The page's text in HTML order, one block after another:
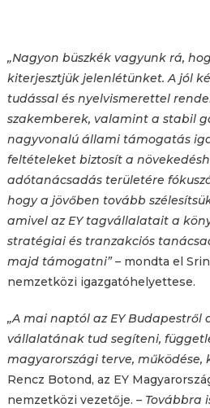
„Nagyon büszkék vagyunk rá,
kiterjesztjük jelenlétünket. A jól
tudással és nyelvismerettel
szakemberek, valamint a stabil
nagyvonalú állami támogatás
feltételeket biztosít a
adótanácsadás területére
hogy a jövőben tovább
amivel az EY tagvállalatait a
stratégiai és tranzakciós
majd támogatni”– mondta el
nemzetközi igazgatóhelyettese.
„A mai naptól az EY Budapestről
vállalatának tud segíteni,
magyarországi terve, működése,
Rencz Botond, az EY
nemzetközi vezetője. – Továbbra